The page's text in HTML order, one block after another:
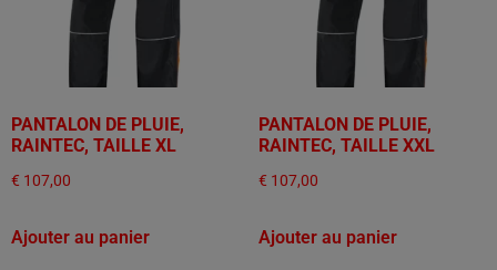
PANTALON DE PLUIE,
RAINTEC, TAILLE XL
€ 107,00
Ajouter au panier
PANTALON DE PLUIE,
RAINTEC, TAILLE XXL
€ 107,00
Ajouter au panier